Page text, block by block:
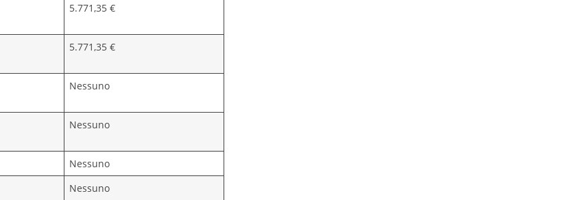
5.771,35 €
5.771,35 €
Nessuno
Nessuno
Nessuno
Nessuno